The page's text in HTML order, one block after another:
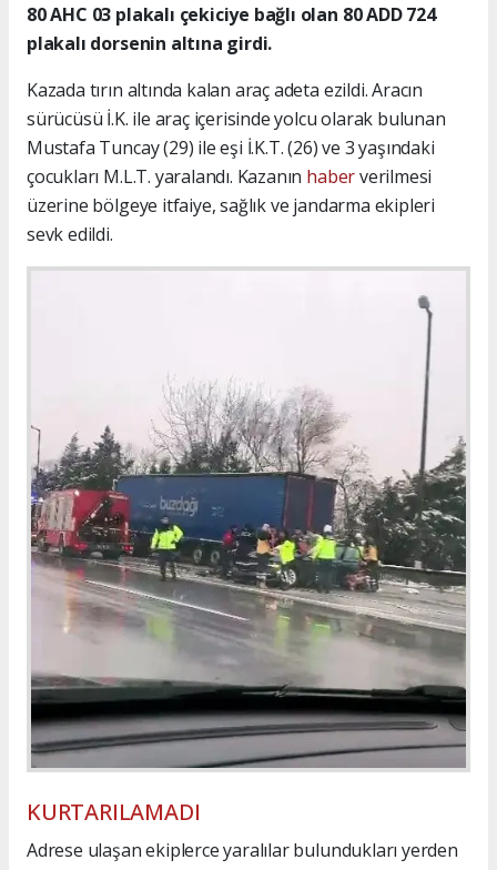
80 AHC 03 plakalı çekiciye bağlı olan 80 ADD 724
plakalı dorsenin altına girdi.
Kazada tırın altında kalan araç adeta ezildi. Aracın
sürücüsü İ.K. ile araç içerisinde yolcu olarak bulunan
Mustafa Tuncay (29) ile eşi İ.K.T. (26) ve 3 yaşındaki
çocukları M.L.T. yaralandı. Kazanın haberverilmesi
üzerine bölgeye itfaiye, sağlık ve jandarma ekipleri
sevk edildi.
KURTARILAMADI
Adrese ulaşan ekiplerce yaralılar bulundukları yerden